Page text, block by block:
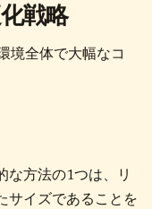
戦略
境全体で大幅なコ
な方法の1つは、リ
サイズであることを